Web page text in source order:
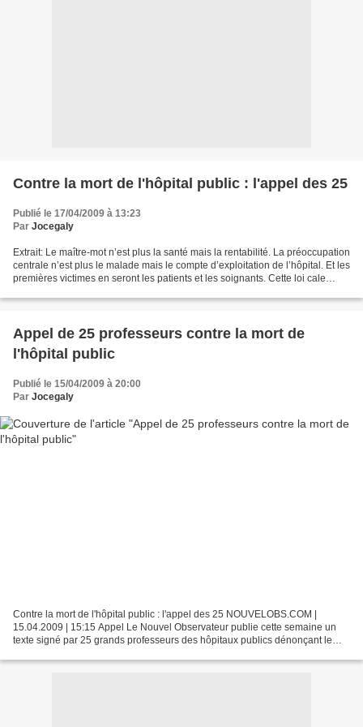
Contre la mort de l'hôpital public : l'appel des 25
Publié le 17/04/2009 à 13:23
Par Jocegaly
Extrait: Le maître-mot n’est plus la santé mais la rentabilité. La préoccupation
centrale n’est plus le malade mais le compte d’exploitation de l’hôpital. Et les
premières victimes en seront les patients et les soignants. Cette loi cale
Appel de 25 professeurs contre la mort de
l'hôpital public
Publié le 15/04/2009 à 20:00
Par Jocegaly
Contre la mort de l'hôpital public : l'appel des 25 NOUVELOBS.COM |
15.04.2009 | 15:15 Appel Le Nouvel Observateur publie cette semaine un
texte signé par 25 grands professeurs des hôpitaux publics dénonçant le